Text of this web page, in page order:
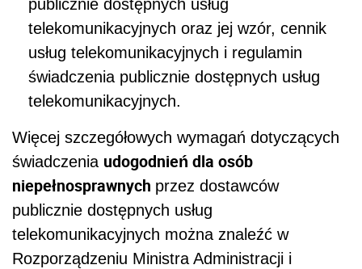
publicznie dostępnych usług
telekomunikacyjnych oraz jej wzór, cennik
usług telekomunikacyjnych i regulamin
świadczenia publicznie dostępnych usług
telekomunikacyjnych.
Więcej szczegółowych wymagań dotyczących
świadczenia udogodnień dla osób
niepełnosprawnych przez dostawców
publicznie dostępnych usług
telekomunikacyjnych można znaleźć w
Rozporządzeniu Ministra Administracji i